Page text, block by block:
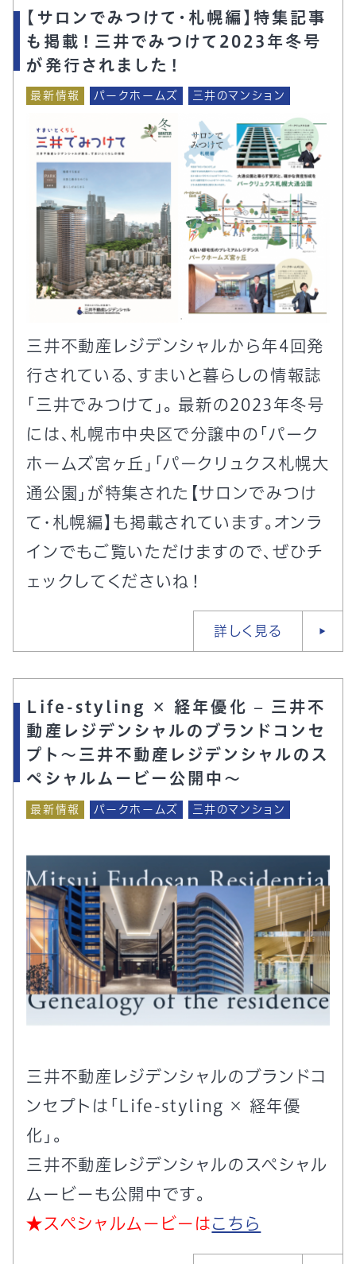
【サロンでみつけて・札幌編】特集記事
も掲載！三井でみつけて2023年冬号
が発行されました！
最新情報 パークホームズ 三井のマンション
三井不動産レジデンシャルから年4回発
行されている、すまいと暮らしの情報誌
「三井でみつけて」。 最新の2023年冬号
には、札幌市中央区で分譲中の「パーク
ホームズ宮ヶ丘」「パークリュクス札幌大
通公園」が特集された【サロンでみつけ
て・札幌編】も掲載されています。オンラ
インでもご覧いただけますので、ぜひチ
ェックしてくださいね！
詳しく見る
Life-styling × 経年優化 – 三井不
動産レジデンシャルのブランドコンセ
プト～三井不動産レジデンシャルのス
ペシャルムービー公開中～
最新情報 パークホームズ 三井のマンション
三井不動産レジデンシャルのブランドコ
ンセプトは「Life-styling × 経年優
化」。
三井不動産レジデンシャルのスペシャル
ムービーも公開中です。
★スペシャルムービーはこちら